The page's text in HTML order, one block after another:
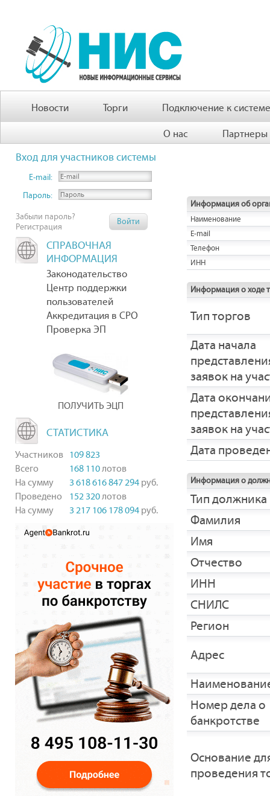
Новости Торги Подключение к системе
О нас Партнеры
Вход для участников системы
E-mail:
Пароль:
Забыли пароль?
Регистрация
СПРАВОЧНАЯ
ИНФОРМАЦИЯ
Законодательство
Центр поддержки
пользователей
Аккредитация в СРО
Проверка ЭП
ПОЛУЧИТЬ ЭЦП
СТАТИСТИКА
Участников 109 823
Всего
168 110лотов
На сумму
3 618 616 847 294 руб.
Проведено
152 320лотов
На сумму
3 217 106 178 094 руб.
Информация об
Наименование
E-mail
Телефон
ИНН
Информация о ходе
Тип торгов
Дата начала
заявок на
Дата
заявок на
Дата
Информация о
Тип должника
Фамилия
Имя
Отчество
ИНН
СНИЛС
Регион
Адрес
Номер дела о
банкротстве
Основание
проведения